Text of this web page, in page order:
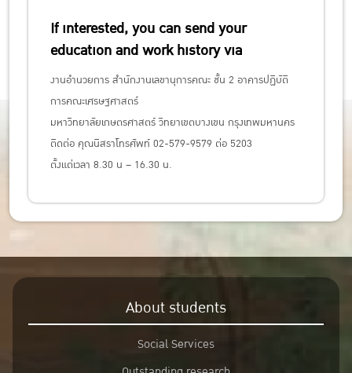
If interested, you can send your
education and work history via
งานอำนวยการ สำนักงานเลขานุการคณะ ชั้น 2 อาคารปฏิบัติ
การคณะเศรษฐศาสตร์
มหาวิทยาลัยเกษตรศาสตร์ วิทยาเขตบางเขน กรุงเทพมหานคร
ติดต่อ คุณนิสราโทรศัพท์ 02-579-9579 ต่อ 5203
ตั้งแต่เวลา 8.30 น – 16.30 น.
About students
Social Services